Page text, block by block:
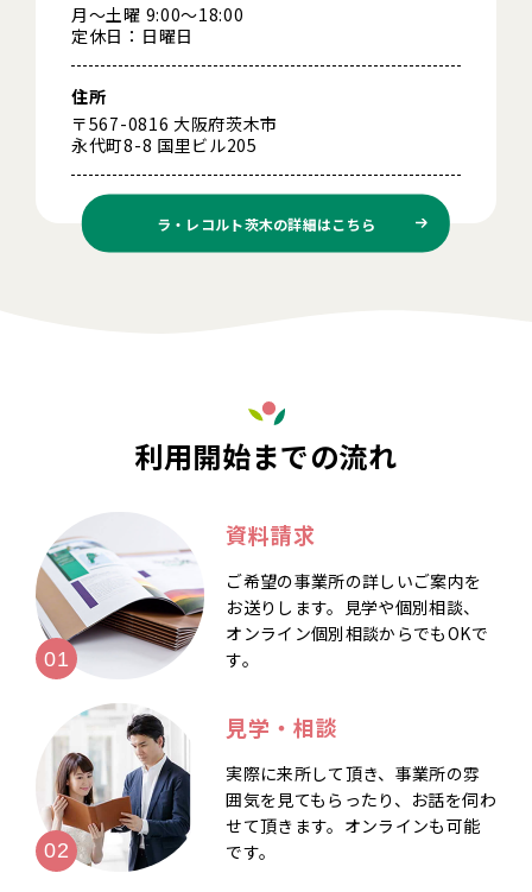
月～土曜 9:00～18:00
定休日：日曜日
住所
〒567-0816 大阪府茨木市
永代町8-8 国里ビル205
ラ・レコルト茨木の詳細はこちら
利用開始までの流れ
資料請求
ご希望の事業所の詳しいご案内を
お送りします。見学や個別相談、
オンライン個別相談からでもOKで
す。
見学・相談
実際に来所して頂き、事業所の雰
囲気を見てもらったり、お話を伺わ
せて頂きます。オンラインも可能
です。